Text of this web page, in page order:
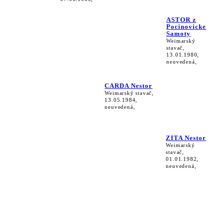
CARDA Nestor
Weimarský stavač,
13.05.1984,
neuvedená,
ASTOR z
Pocinovicke
Samoty
Weimarský
stavač,
13.01.1980,
neuvedená,
ZITA Nestor
Weimarský
stavač,
01.01.1982,
neuvedená,